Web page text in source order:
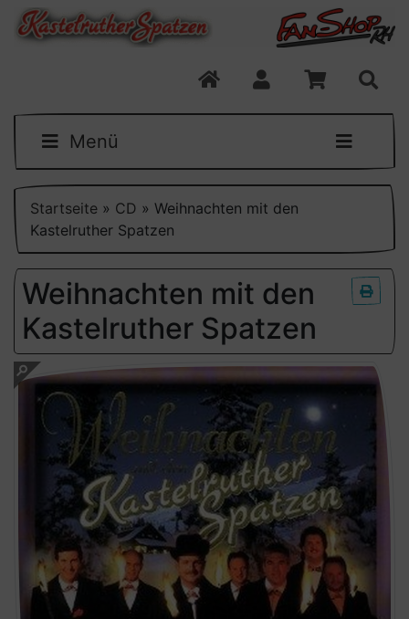
Menü
Startseite » CD » Weihnachten mit den
Kastelruther Spatzen
Weihnachten mit den
Kastelruther Spatzen